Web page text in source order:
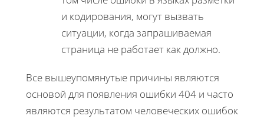
и кодирования, могут вызвать
ситуации, когда запрашиваемая
страница не работает как должно.
Все вышеупомянутые причины являются
основой для появления ошибки 404 и часто
являются результатом человеческих ошибок